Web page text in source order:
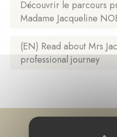
Découvrir le parcours
Madame Jacqueline
(EN) Read about Mrs
professional journey